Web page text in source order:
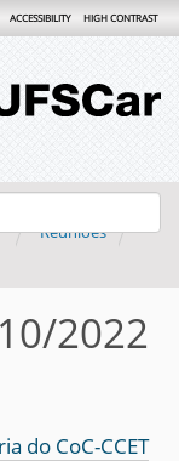
ACCESSIBILITY HIGH CONTRAST
Reuniões
2022
do CoC-CCET